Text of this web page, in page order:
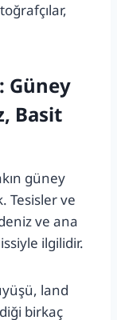
Güney
Basit
güney
Tesisler ve
ve ana
ilgilidir.
land
birkaç